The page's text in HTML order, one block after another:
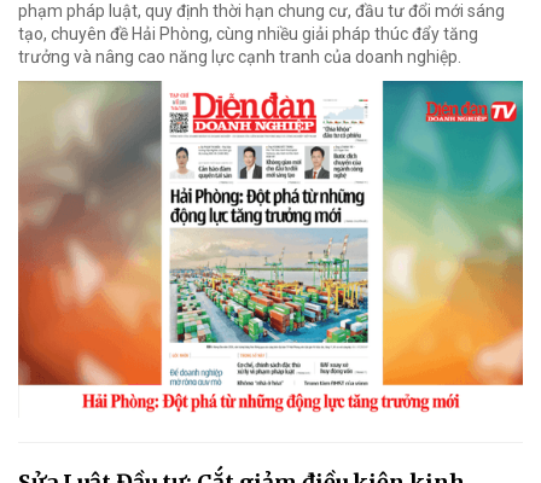
phạm pháp luật, quy định thời hạn chung cư, đầu tư đổi mới sáng
tạo, chuyên đề Hải Phòng, cùng nhiều giải pháp thúc đẩy tăng
trưởng và nâng cao năng lực cạnh tranh của doanh nghiệp.